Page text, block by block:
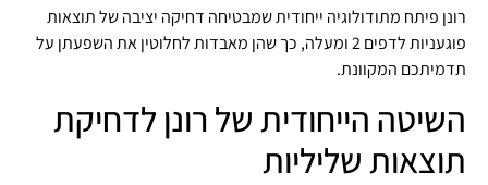
רונן פיתח מתודולוגיה ייחודית שמבטיחה דחיקה יציבה של תוצאות
פוגעניות לדפים 2 ומעלה, כך שהן מאבדות לחלוטין את השפעתן על
תדמיתכם המקוונת.
השיטה הייחודית של רונן לדחיקת
תוצאות שליליות